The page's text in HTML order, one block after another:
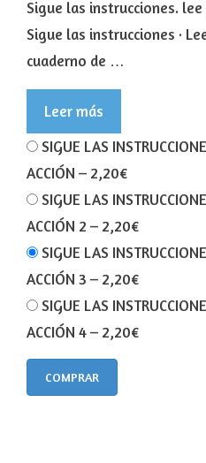
Sigue las instrucciones.
Sigue las instrucciones ·
cuaderno de …
Leer más
SIGUE LAS
ACCIÓN – 2,20€
SIGUE LAS
ACCIÓN 2 – 2,20€
SIGUE LAS
ACCIÓN 3 – 2,20€
SIGUE LAS
ACCIÓN 4– 2,20€
COMPRAR